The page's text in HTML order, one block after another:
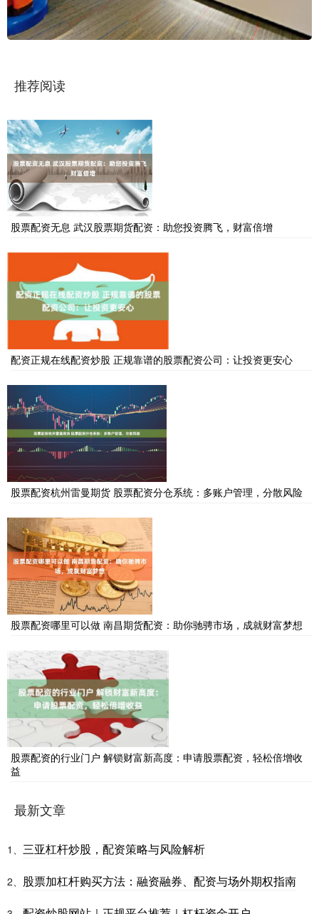
推荐阅读
股票配资无息 武汉股票期货配资：助您投资腾飞，财富倍增
配资正规在线配资炒股 正规靠谱的股票配资公司：让投资更安心
股票配资杭州雷曼期货 股票配资分仓系统：多账户管理，分散风险
股票配资哪里可以做 南昌期货配资：助你驰骋市场，成就财富梦想
股票配资的行业门户 解锁财富新高度：申请股票配资，轻松倍增收
益
最新文章
1、 三亚杠杆炒股，配资策略与风险解析
2、 股票加杠杆购买方法：融资融券、配资与场外期权指南